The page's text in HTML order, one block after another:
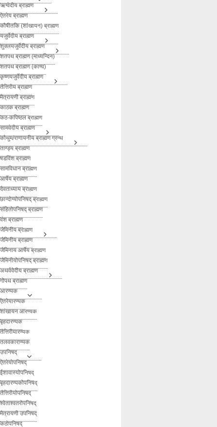
ऋग्वेदीय ब्राह्मण
ऐतरेय ब्राह्मण
कौषीतकि (शांखायन) ब्राह्मण
यजुर्वेदीय ब्राह्मण
शुक्लयजुर्वेदीय ब्राह्मण
शतपथ ब्राह्मण (माध्यन्दिन)
शतपथ ब्राह्मण (काण्व)
कृष्णयजुर्वेदीय ब्राह्मण
तैत्तिरीय ब्राह्मण
मैत्रायणी ब्राह्मण
काठक ब्राह्मण
कठ-कपिष्ठल ब्राह्मण
सामवेदीय ब्राह्मण
कौथुम/राणायनीय ब्राह्मण ग्रन्थ
ताण्ड्य ब्राह्मण
षडविंश ब्राह्मण
सामविधान ब्राह्मण
आर्षेय ब्राह्मण
दैवताध्याय ब्राह्मण
छान्दोग्योपनिषद् ब्राह्मण
संहितोपनिषद् ब्राह्मण
वंश ब्राह्मण
जैमिनीय ब्राह्मण
जैमिनीय ब्राह्मण
जैमिनाय आर्षेय ब्राह्मण
जैमिनीयोपनिषद् ब्राह्मण
अथर्ववेदीय ब्राह्मण
गोपथ ब्राह्मण
आरण्यक
ऐतरेयारण्यक
शांखायन आरण्यक
बृहदारण्यक
तैत्तिरीयारण्यक
तलवकाराण्यक
उपनिषद्
ऐतरेयोपनिषद्
ईशावास्योपनिषद्
बृहदारण्यकोपनिषद्
तैत्तिरीयोपनिषद्
श्वेताश्वतरोपनिषद्
मैत्रायणी उपनिषद्
कठोपनिषद्